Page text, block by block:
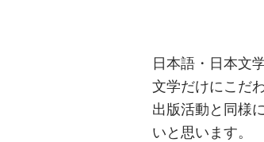
日本語・日本文
文学だけにこだ
出版活動と同様
いと思います。